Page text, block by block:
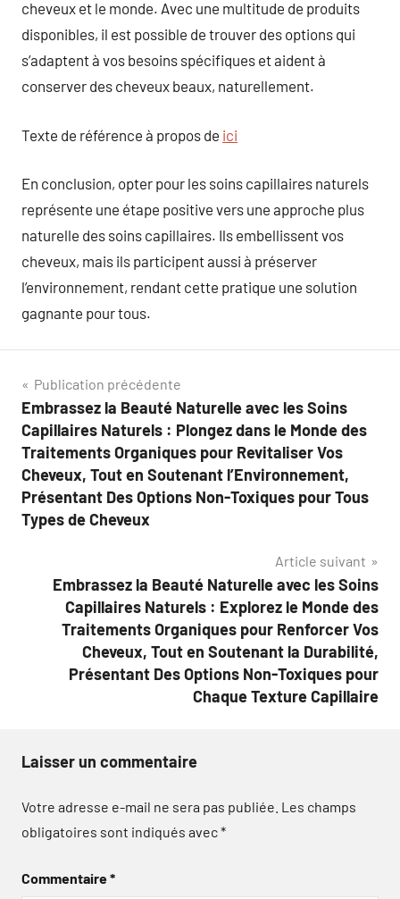
cheveux et le monde. Avec une multitude de produits
disponibles, il est possible de trouver des options qui
s’adaptent à vos besoins spécifiques et aident à
conserver des cheveux beaux, naturellement.
Texte de référence à propos de ici
En conclusion, opter pour les soins capillaires naturels
représente une étape positive vers une approche plus
naturelle des soins capillaires. Ils embellissent vos
cheveux, mais ils participent aussi à préserver
l’environnement, rendant cette pratique une solution
gagnante pour tous.
Navigation
de
l’article
Publication précédente
Embrassez la Beauté Naturelle avec les Soins
Capillaires Naturels : Plongez dans le Monde des
Traitements Organiques pour Revitaliser Vos
Cheveux, Tout en Soutenant l’Environnement,
Présentant Des Options Non-Toxiques pour Tous
Types de Cheveux
Article suivant
Embrassez la Beauté Naturelle avec les Soins
Capillaires Naturels : Explorez le Monde des
Traitements Organiques pour Renforcer Vos
Cheveux, Tout en Soutenant la Durabilité,
Présentant Des Options Non-Toxiques pour
Chaque Texture Capillaire
Laisser un commentaire
Votre adresse e-mail ne sera pas publiée. Les champs
obligatoires sont indiqués avec*
Commentaire*